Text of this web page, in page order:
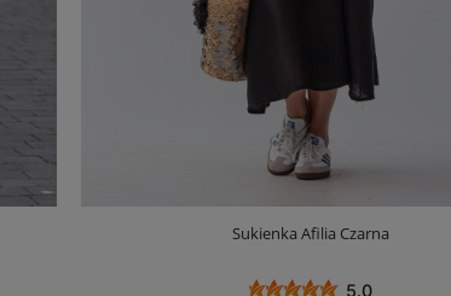
Sukienka Afilia Czarna
5.0